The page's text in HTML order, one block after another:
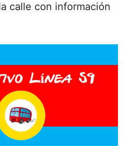
calle con información